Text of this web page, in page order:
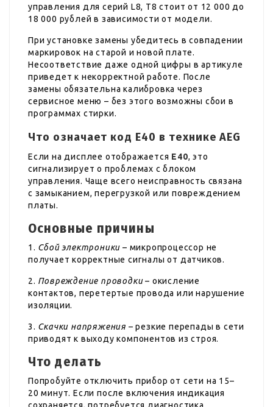
управления для серий L8, T8 стоит от 12 000 до
18 000 рублей в зависимости от модели.
При установке замены убедитесь в совпадении
маркировок на старой и новой плате.
Несоответствие даже одной цифры в артикуле
приведет к некорректной работе. После
замены обязательна калибровка через
сервисное меню – без этого возможны сбои в
программах стирки.
Что означает код E40 в технике AEG
Если на дисплее отображается E40, это
сигнализирует о проблемах с блоком
управления. Чаще всего неисправность связана
с замыканием, перегрузкой или повреждением
платы.
Основные причины
1. Сбой электроники – микропроцессор не
получает корректные сигналы от датчиков.
2. Повреждение проводки– окисление
контактов, перетертые провода или нарушение
изоляции.
3. Скачки напряжения – резкие перепады в сети
приводят к выходу компонентов из строя.
Что делать
Попробуйте отключить прибор от сети на 15–
20 минут. Если после включения индикация